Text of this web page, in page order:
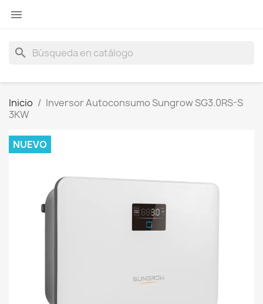

search
Inicio
Inversor Autoconsumo Sungrow SG3.0RS-S
3KW
NUEVO